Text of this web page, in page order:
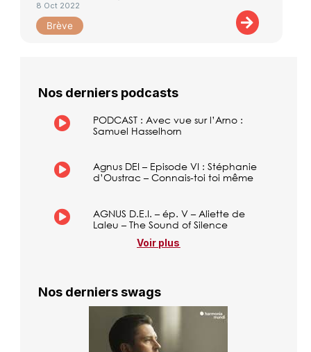
8 Oct 2022
Brève
Nos derniers podcasts
PODCAST : Avec vue sur l’Arno :
Samuel Hasselhorn
Agnus DEI – Episode VI : Stéphanie
d’Oustrac – Connais-toi toi même
AGNUS D.E.I. – ép. V – Aliette de
Laleu – The Sound of Silence
Voir plus
Nos derniers swags